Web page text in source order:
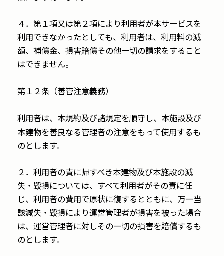
４．第１項又は第２項により利用者が本サービスを
利用できなかったとしても、利用者は、利用料の減
額、補償金、損害賠償その他一切の請求をすること
はできません。
第１２条（善管注意義務）
利用者は、本規約及び諸規定を順守し、本施設及び
本建物を善良なる管理者の注意をもって使用するも
のとします。
２．利用者の責に帰すべき本建物及び本施設の減
失・毀損については、すべて利用者がその責に任
じ、利用者の費用で原状に復するとともに、万一当
該減失・毀損により運営管理者が損害を被った場合
は、運営管理者に対しその一切の損害を賠償するも
のとします。